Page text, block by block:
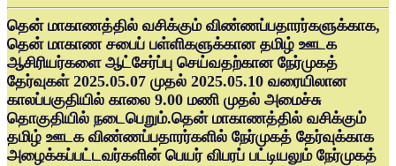
தென் மாகாணத்தில் வசிக்கும் விண்ணப்பதாரர்களுக்காக,
தென் மாகாண சபைப் பள்ளிகளுக்கான தமிழ் ஊடக
ஆசிரியர்களை ஆட்சேர்ப்பு செய்வதற்கான நேர்முகத்
தேர்வுகள் 2025.05.07 முதல் 2025.05.10 வரையிலான
காலப்பகுதியில் காலை 9.00 மணி முதல் அமைச்சு
தொகுதியில் நடைபெறும்.தென் மாகாணத்தில் வசிக்கும்
தமிழ் ஊடக விண்ணப்பதாரர்களில் நேர்முகத் தேர்வுக்காக
அழைக்கப்பட்டவர்களின் பெயர் விபரப் பட்டியலும் நேர்முகத்